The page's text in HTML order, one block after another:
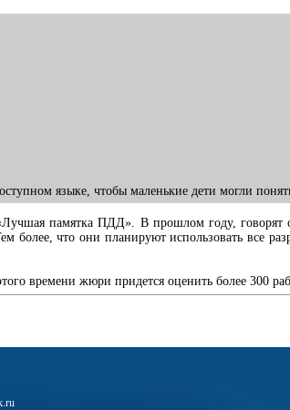
языке, чтобы маленькие дети могли
памятка ПДД». В прошлом году, говорят
что они планируют использовать все
времени жюри придется оценить более 300